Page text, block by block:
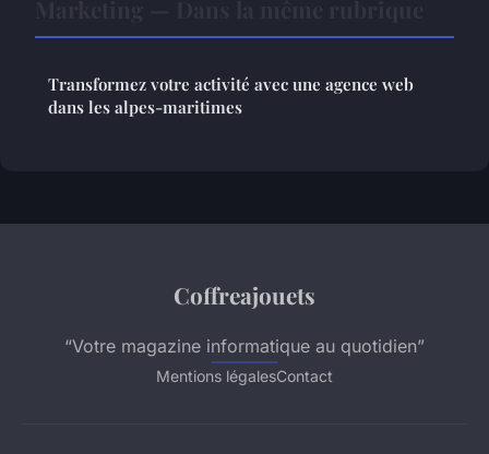
Transformez votre activité avec une agence web
dans les alpes-maritimes
Coffreajouets
“Votre magazine informatique au quotidien”
Mentions légalesContact